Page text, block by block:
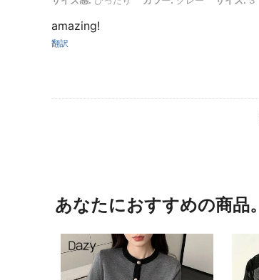
amazing!
翻訳
あなたにおすすめの商品。